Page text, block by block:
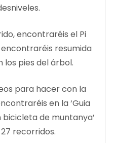
encontraréis el Pi
encontraréis resumida
los pies del árbol.
para hacer con la
en la ‘Guia
de muntanya’
recorridos.